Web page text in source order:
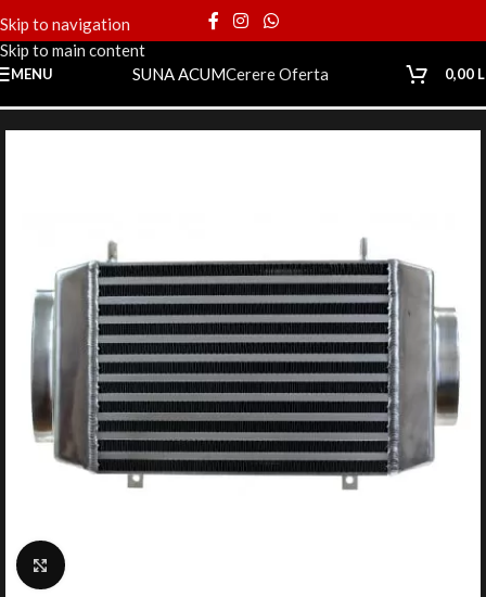
Skip to navigation
Skip to main content
MENU SUNA ACUMCerere Oferta 0,00
Click to enlarge